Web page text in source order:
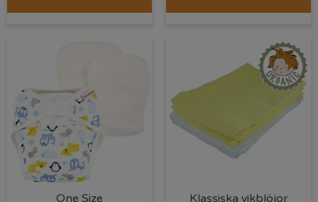
One Size
Klassiska vikblöjor